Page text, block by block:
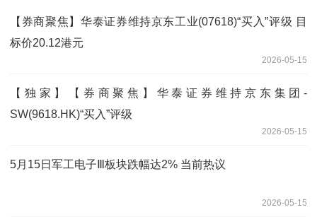
【券商聚焦】华泰证券维持京东工业(07618)“买入”评级 目
标价20.12港元
2026-05-15
【独家】【券商聚焦】华泰证券维持京东集团-
SW(9618.HK)“买入”评级
2026-05-15
5月15日军工电子Ⅲ板块跌幅达2% 当前热议
2026-05-15